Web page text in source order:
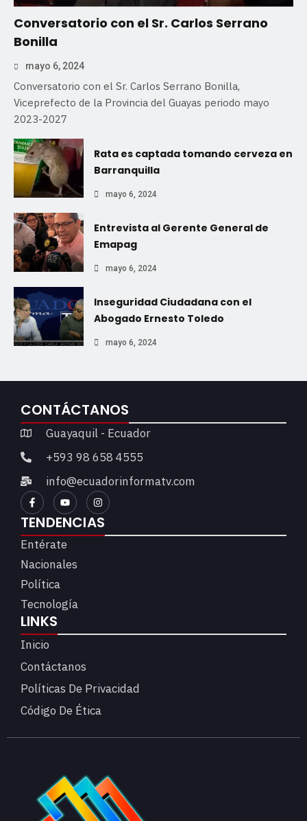
Conversatorio con el Sr. Carlos Serrano
Bonilla
mayo 6, 2024
Conversatorio con el Sr. Carlos Serrano Bonilla,
Viceprefecto de la Provincia del Guayas periodo mayo
2023-2027
Rata es captada tomando cerveza en
Barranquilla
mayo 6, 2024
Entrevista al Gerente General de
Emapag
mayo 6, 2024
Inseguridad Ciudadana con el
Abogado Ernesto Toledo
mayo 6, 2024
CONTÁCTANOS
Guayaquil - Ecuador
+593 98 658 4555
info@ecuadorinformatv.com
TENDENCIAS
Entérate
Nacionales
Política
Tecnología
LINKS
Inicio
Contáctanos
Políticas De Privacidad
Código De Ética